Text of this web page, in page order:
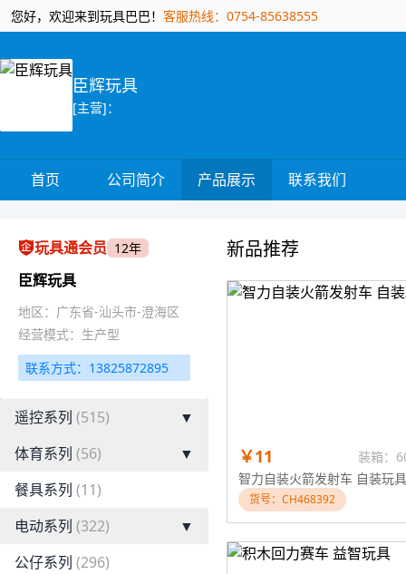
您好，欢迎来到玩具巴巴！ 客服热线：0754-85638555
臣辉玩具
[主营]：
首页 公司简介 产品展示 联系我们
玩具通会员 12年
臣辉玩具
地区：广东省-汕头市-澄海区
经营模式：生产型
联系方式：13825872895
遥控系列 (515)
▼
体育系列 (56)
▼
餐具系列 (11)
电动系列 (322)
▼
公仔系列 (296)
新品推荐
￥11
装箱：
智力自装火箭发射车 自装玩具
货号：CH468392